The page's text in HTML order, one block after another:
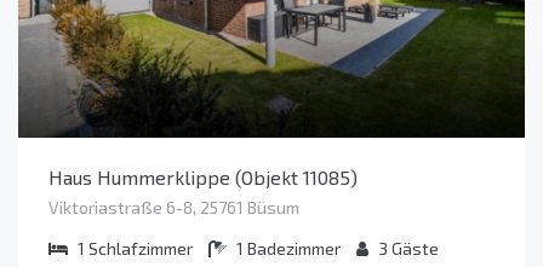
Haus Hummerklippe (Objekt 11085)
Viktoriastraße 6-8, 25761 Büsum
1 Schlafzimmer 1 Badezimmer 3 Gäste